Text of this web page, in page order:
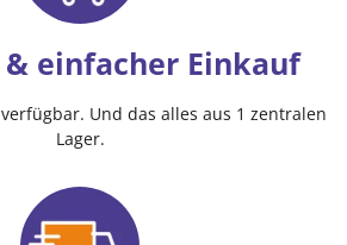
einfacher Einkauf
Und das alles aus 1 zentralen
Lager.